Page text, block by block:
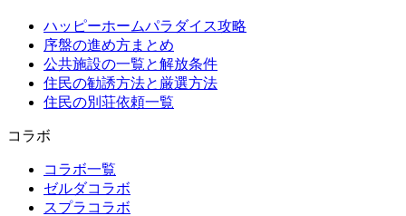
ハッピーホームパラダイス攻略
序盤の進め方まとめ
公共施設の一覧と解放条件
住民の勧誘方法と厳選方法
住民の別荘依頼一覧
コラボ
コラボ一覧
ゼルダコラボ
スプラコラボ